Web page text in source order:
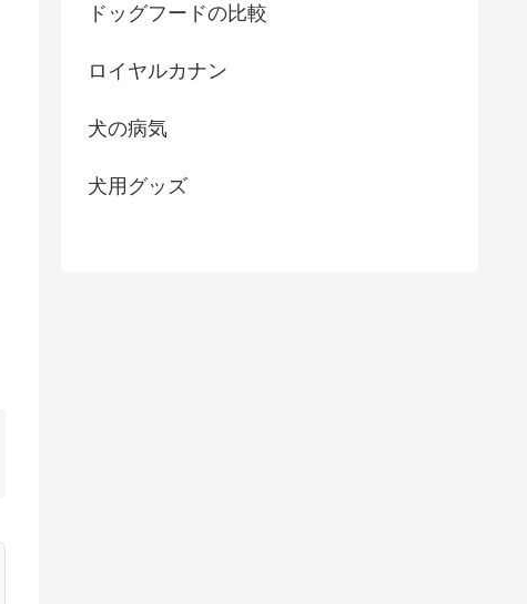
ドッグフードの比較
ロイヤルカナン
犬の病気
犬用グッズ